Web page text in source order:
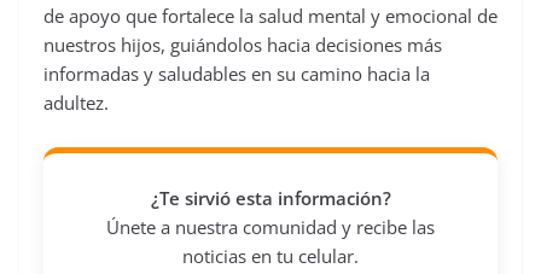
de apoyo que fortalece la salud mental y emocional de
nuestros hijos, guiándolos hacia decisiones más
informadas y saludables en su camino hacia la
adultez.
¿Te sirvió esta información?
Únete a nuestra comunidad y recibe las
noticias en tu celular.